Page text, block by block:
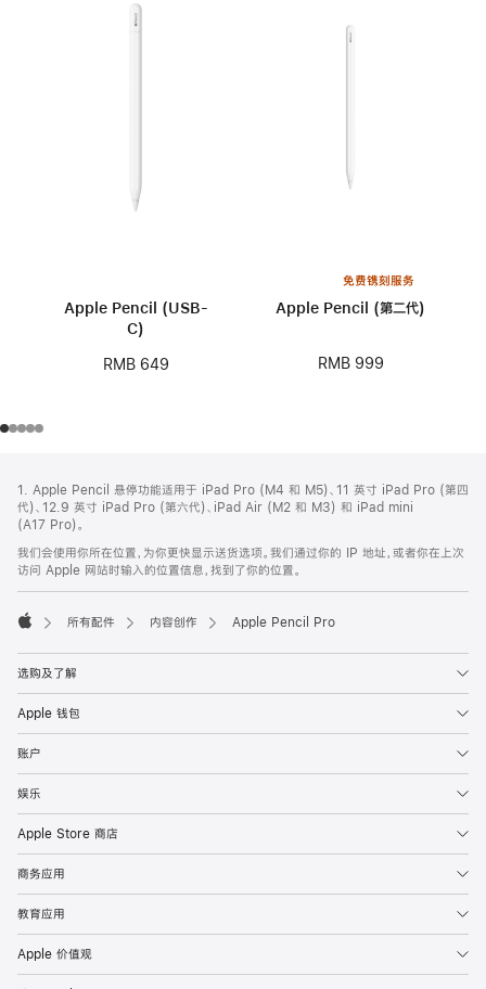
Apple Pencil (USB-
C)
RMB 649
免费镌刻服务
Apple Pencil (第二代)
RMB 999
页
页
脚
注
1. Apple Pencil 悬停功能适用于 iPad Pro (M4 和 M5)、11 英寸 iPad Pro (第四
代)、12.9 英寸 iPad Pro (第六代)、iPad Air (M2 和 M3) 和 iPad mini
(A17 Pro)。
我们会使用你所在位置，为你更快显示送货选项。我们通过你的 IP 地址，或者你在上次
访问 Apple 网站时输入的位置信息，找到了你的位置。
所有配件 内容创作 Apple Pencil Pro
选购及了解
Apple 钱包
账户
娱乐
Apple Store 商店
商务应用
教育应用
Apple 价值观